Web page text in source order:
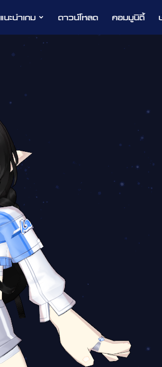
แนะนำเกม ดาวน์โหลด คอมมูนิตี้